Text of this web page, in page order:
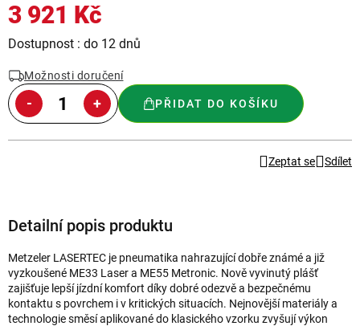
3 921 Kč
Měrná
Dostupnost : do 12 dnů
Možnosti doručení
PŘIDAT DO KOŠÍKU
Zeptat se Sdílet
Detailní popis produktu
Metzeler LASERTEC je pneumatika nahrazující dobře známé a již
vyzkoušené ME33 Laser a ME55 Metronic. Nově vyvinutý plášť
zajišťuje lepší jízdní komfort díky dobré odezvě a bezpečnému
kontaktu s povrchem i v kritických situacích. Nejnovější materiály a
technologie směsí aplikované do klasického vzorku zvyšují výkon